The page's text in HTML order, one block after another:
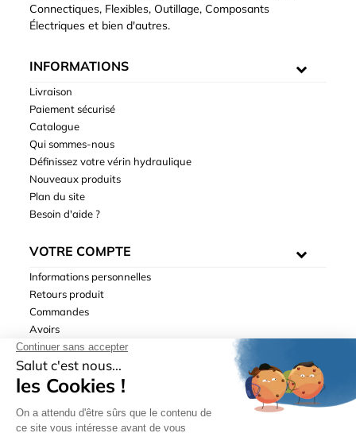
Connectiques, Flexibles, Outillage, Composants
Électriques et bien d'autres.
INFORMATIONS
Livraison
Paiement sécurisé
Catalogue
Qui sommes-nous
Définissez votre vérin hydraulique
Nouveaux produits
Plan du site
Besoin d'aide ?
VOTRE COMPTE
Informations personnelles
Retours produit
Commandes
Avoirs
Adresses
Bons de réduction